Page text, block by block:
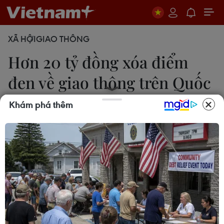
XÃ HỘIGIAO THÔNG
Hơn 20 tỷ đồng xóa điểm
đen về giao thông trên Quốc
lộ 18
18/11/2019 02:46
Theo rà soát của Sở Giao thông Vận tải Quảng
Ninh, tuyến Quốc lộ 18 đang có 10 “điểm đen”
giao thông, tập trung tại khu vực miền Đông của
tỉnh.
Từ nay đến hết năm 2019, Sở Giao thông Vận tải
Khám phá thêm